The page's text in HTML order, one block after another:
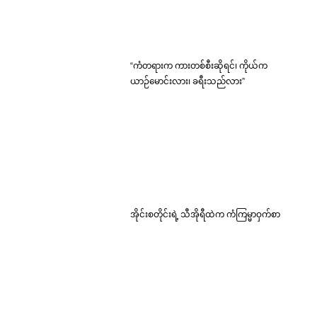
“ကံတရားက ကားတစ်စီးဆိုရင်၊ ကိုယ်က
ယာဉ်မောင်းလား၊ ခရီးသည်လား”
အိုင်းစတိုင်းရဲ့ သီအိုရီထဲက ကံကြမ္မာဝှက်စာ